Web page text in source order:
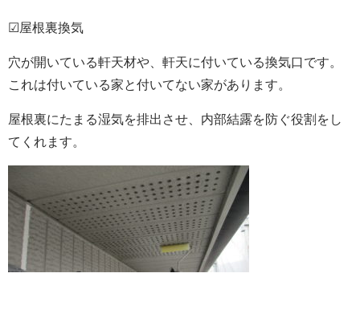
☑屋根裏換気
穴が開いている軒天材や、軒天に付いている換気口です。
これは付いている家と付いてない家があります。
屋根裏にたまる湿気を排出させ、内部結露を防ぐ役割をし
てくれます。